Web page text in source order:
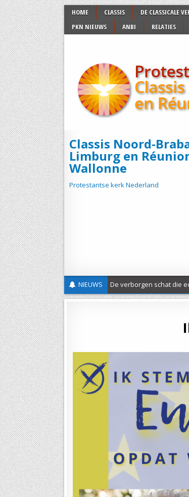
HOME CLASSIS DE CLASSICALE
PKN NIEUWS
ANBI RELATIES
Classis Noord-
Limburg en
Wallonne
Protestantse kerk Nederland
NIEUWS
De verborgen schat die
Nieuwe Classis folder
UITGEDRAGEN – Protestantse
Uitnodiging Herdenkingsdienst
Hemelvaartsgroet
Vrede en gerechtigheid
Open brief over de asielwetten
18 mei classicale werkdag